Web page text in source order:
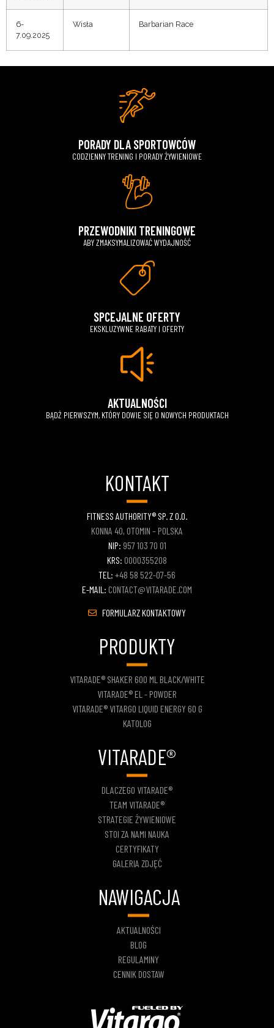
6-
7.09.2025
Wisła Barbarian Race
PORADY DLA SPORTOWCÓW
CODZIENNY TRENING I PORADY ŻYWIENIOWE
PRZEWODNIKI TRENINGOWE
ABY ZMAKSYMALIZOWAĆ WYDAJNOŚĆ
SPCEJALNE OFERTY
EKSKLUZYWNE RABATY I OFERTY
AKTUALNOŚCI
BĄDŹ PIERWSZYM, KTÓRY DOWIE SIĘ O NOWYCH PRODUKTACH
KONTAKT
FITNESS AUTHORITY® SP. Z O.O.
KONNA 40, OTOMIN – POLSKA
NIP: 957 103 70 01
KRS: 0000355208
TEL: +48 58 522-07-56
E-MAIL: CONTACT@VITARADE.COM
FORMULARZ KONTAKTOWY
PRODUKTY
VITARADE® SHAKER 600 ML BLACK/WHITE
VITARADE® EL - POWDER
VITARADE® VITARGO LIQUID ENERGY 60 G
KATOLOG
VITARADE®
DLACZEGO VITARADE®
TEAM VITARADE®
STRATEGIE ŻYWIENIOWE
STOI ZA NAMI NAUKA
CERTYFIKATY
GALERIA ZDJĘĆ
NAWIGACJA
AKTUALNOŚCI
BLOG
REGULAMINY
CENNIK DOSTAW